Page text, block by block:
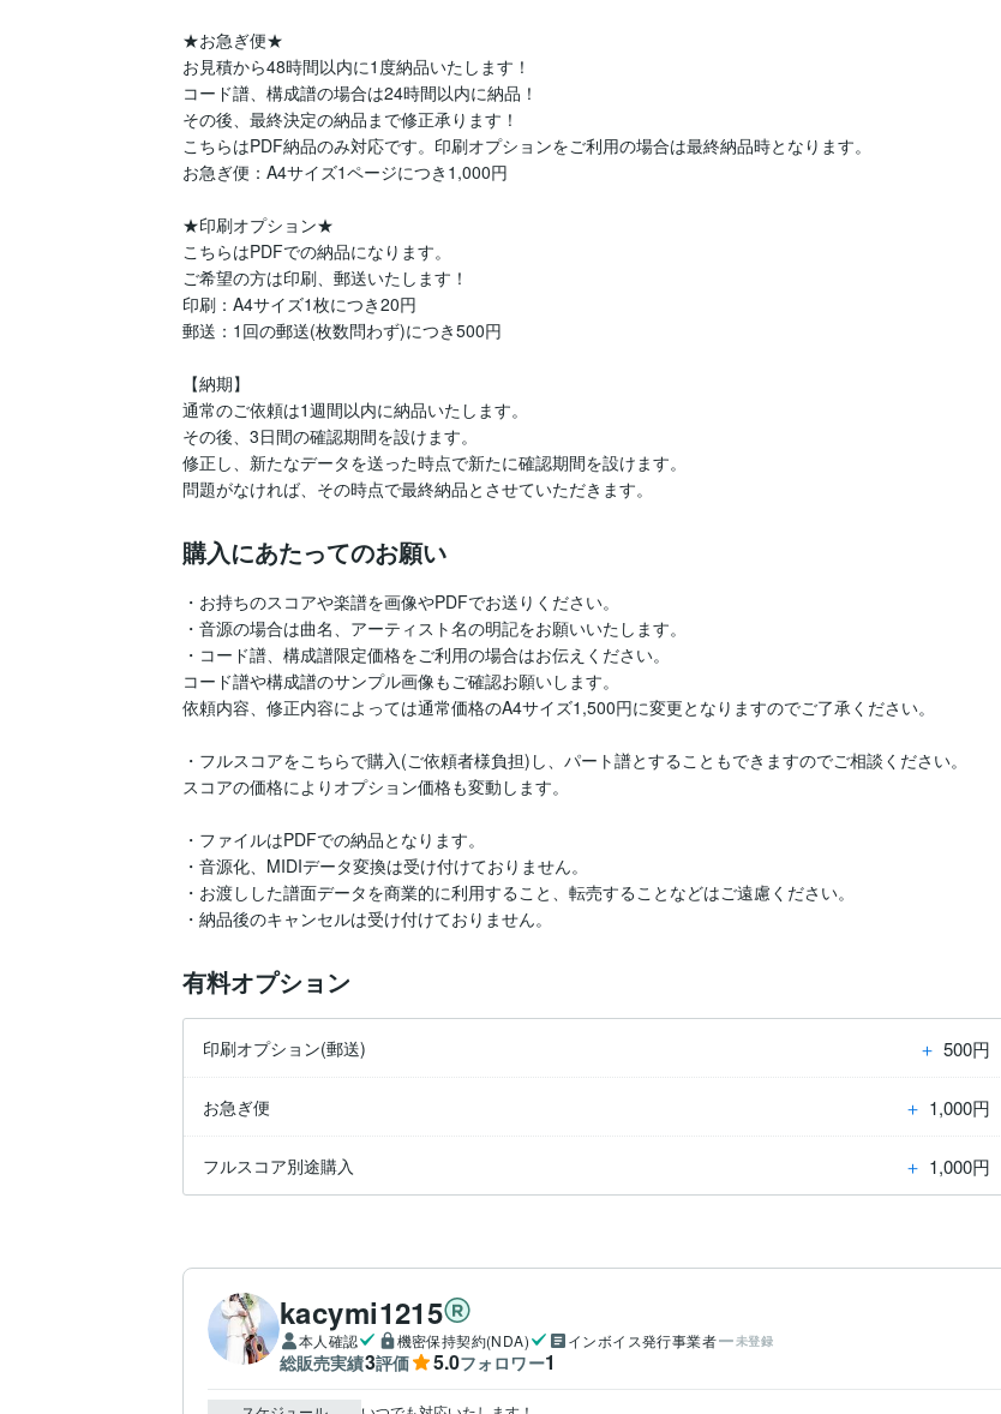
★お急ぎ便★
お見積から48時間以内に1度納品いたします！
コード譜、構成譜の場合は24時間以内に納品！
その後、最終決定の納品まで修正承ります！
こちらはPDF納品のみ対応です。印刷オプションをご利用の場合は最終納品時となります。
お急ぎ便：A4サイズ1ページにつき1,000円
★印刷オプション★
こちらはPDFでの納品になります。
ご希望の方は印刷、郵送いたします！
印刷：A4サイズ1枚につき20円
郵送：1回の郵送(枚数問わず)につき500円
【納期】
通常のご依頼は1週間以内に納品いたします。
その後、3日間の確認期間を設けます。
修正し、新たなデータを送った時点で新たに確認期間を設けます。
問題がなければ、その時点で最終納品とさせていただきます。
購入にあたってのお願い
・お持ちのスコアや楽譜を画像やPDFでお送りください。
・音源の場合は曲名、アーティスト名の明記をお願いいたします。
・コード譜、構成譜限定価格をご利用の場合はお伝えください。
コード譜や構成譜のサンプル画像もご確認お願いします。
依頼内容、修正内容によっては通常価格のA4サイズ1,500円に変更となりますのでご了承ください。
・フルスコアをこちらで購入(ご依頼者様負担)し、パート譜とすることもできますのでご相談ください。
スコアの価格によりオプション価格も変動します。
・ファイルはPDFでの納品となります。
・音源化、MIDIデータ変換は受け付けておりません。
・お渡しした譜面データを商業的に利用すること、転売することなどはご遠慮ください。
有料オプション
印刷オプション(郵送) ＋ 500円
お急ぎ便 ＋ 1,000円
フルスコア別途購入 ＋ 1,000円
kacymi1215
本人確認 機密保持契約(NDA) インボイス発行事業者 未登録
総販売実績3評価 5.0フォロワー1